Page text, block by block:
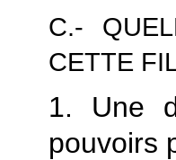
C.-
CETTE
1. Une
pouvoirs